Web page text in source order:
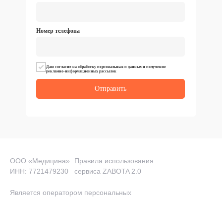
Номер телефона
Даю согласие на обработку персональных и данных и получение
рекламно-информационных рассылок
Отправить
ООО «Медицина»
ИНН: 7721479230
Является оператором персональных
Правила использования
сервиса ZABOTA 2.0